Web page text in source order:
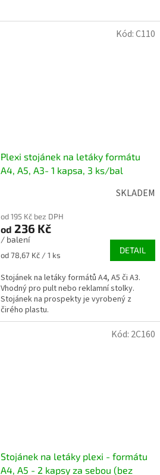
Plexi stojánek na letáky formátu
A4, A5, A3- 1 kapsa, 3 ks/bal
SKLADEM
od 195 Kč bez DPH
od 236 Kč
/ balení
Měrná
od 78,67 Kč / 1 ks DETAIL
Stojánek na letáky formátů A4, A5 či A3.
Vhodný pro pult nebo reklamní stolky.
Stojánek na prospekty je vyrobený z
čirého plastu.
Kód:C110
Stojánek na letáky plexi - formátu
A4, A5 - 2 kapsy za sebou (bez
Kód: 2C160